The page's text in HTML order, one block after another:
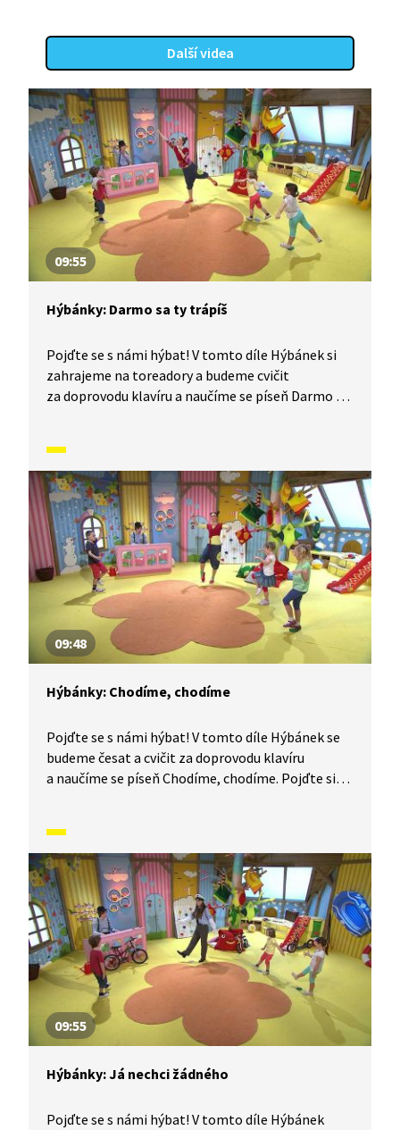
Další videa
09:55
Hýbánky: Darmo sa ty trápíš
Pojďte se s námi hýbat! V tomto díle Hýbánek si
zahrajeme na toreadory a budeme cvičit
za doprovodu klavíru a naučíme se píseň Darmo sa
09:48
Hýbánky: Chodíme, chodíme
Pojďte se s námi hýbat! V tomto díle Hýbánek se
budeme česat a cvičit za doprovodu klavíru
a naučíme se píseň Chodíme, chodíme. Pojďte si
09:55
Hýbánky: Já nechci žádného
Pojďte se s námi hýbat! V tomto díle Hýbánek